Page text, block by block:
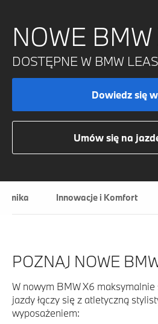
NOWE BMW
DOSTĘPNE W BMW
Dowiedz się
Umów się na
Innowacje i Komfort
POZNAJ NOWE
W nowym BMW X6
jazdy łączy się z atletyczną
wyposażeniem: